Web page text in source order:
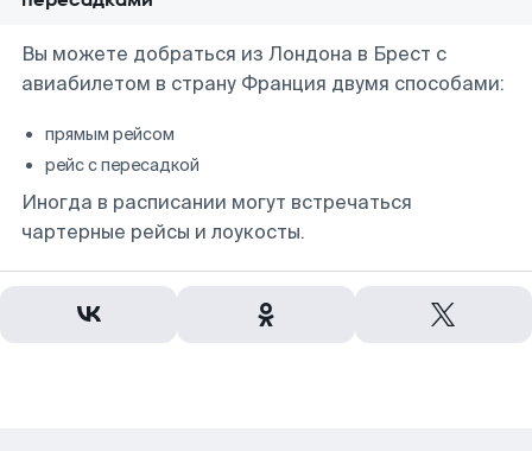
Вы можете добраться из Лондона в Брест с
авиабилетом в страну Франция двумя способами:
прямым рейсом
рейс с пересадкой
Иногда в расписании могут встречаться
чартерные рейсы и лоукосты.